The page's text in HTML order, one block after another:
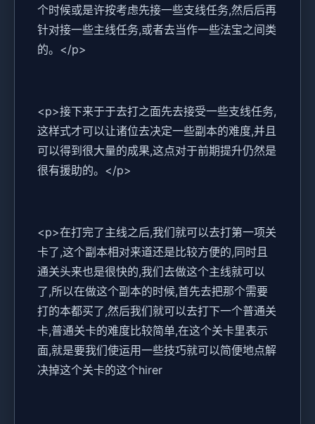
个时候或是许按考虑先接一些支线任务,然后后再
针对接一些主线任务,或者去当作一些法宝之间类
的。</p>
<p>接下来于于去打之面先去接受一些支线任务,
这样式才可以让诸位去决定一些副本的难度,并且
可以得到很大量的成果,这点对于前期提升仍然是
很有援助的。</p>
<p>在打完了主线之后,我们就可以去打第一项关
卡了,这个副本相对来道还是比较方便的,同时且
通关头来也是很快的,我们去做这个主线就可以
了,所以在做这个副本的时候,首先去把那个需要
打的本都买了,然后我们就可以去打下一个普通关
卡,普通关卡的难度比较简单,在这个关卡里表示
面,就是要我们使运用一些技巧就可以简便地点解
决掉这个关卡的这个hirer